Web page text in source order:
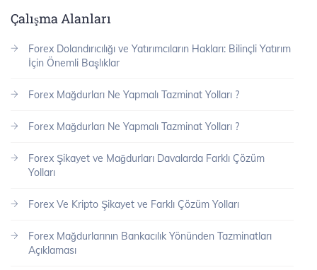
Çalışma Alanları
Forex Dolandırıcılığı ve Yatırımcıların Hakları: Bilinçli Yatırım
İçin Önemli Başlıklar
Forex Mağdurları Ne Yapmalı Tazminat Yolları ?
Forex Mağdurları Ne Yapmalı Tazminat Yolları ?
Forex Şikayet ve Mağdurları Davalarda Farklı Çözüm
Yolları
Forex Ve Kripto Şikayet ve Farklı Çözüm Yolları
Forex Mağdurlarının Bankacılık Yönünden Tazminatları
Açıklaması